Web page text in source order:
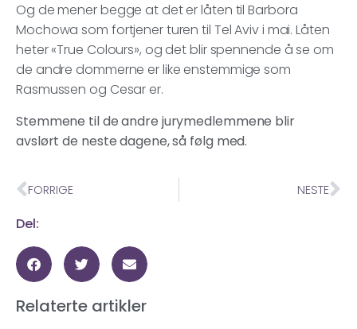
Og de mener begge at det er låten til Barbora
Mochowa som fortjener turen til Tel Aviv i mai. Låten
heter «True Colours», og det blir spennende å se om
de andre dommerne er like enstemmige som
Rasmussen og Cesar er.
Stemmene til de andre jurymedlemmene blir
avslørt de neste dagene, så følg med.
FORRIGE NESTE
Del:
Relaterte artikler